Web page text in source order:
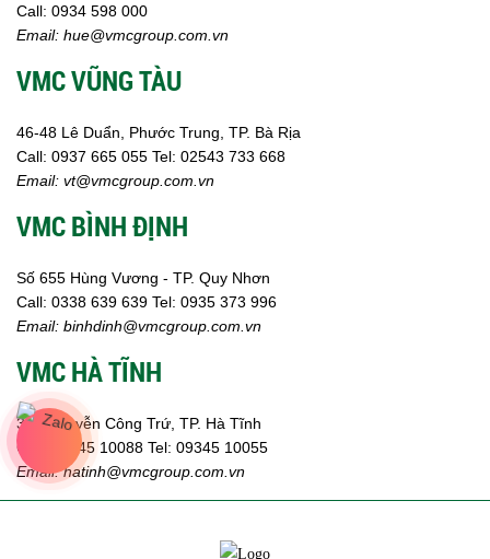
Call: 0934 598 000
Email: hue@vmcgroup.com.vn
VMC VŨNG TÀU
46-48 Lê Duẩn, Phước Trung, TP. Bà Rịa
Call: 0937 665 055 Tel: 02543 733 668
Email: vt@vmcgroup.com.vn
VMC BÌNH ĐỊNH
Số 655 Hùng Vương - TP. Quy Nhơn
Call: 0338 639 639 Tel: 0935 373 996
Email: binhdinh@vmcgroup.com.vn
VMC HÀ TĨNH
359 Nguyễn Công Trứ, TP. Hà Tĩnh
Call:
09345 10088 Tel: 09345 10055
Email: hatinh@vmcgroup.com.vn